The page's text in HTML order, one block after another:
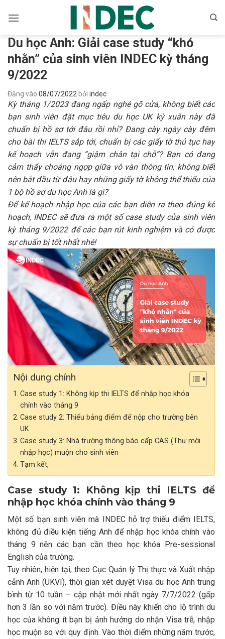
qua
dungDu học Anh: Giải case study “khó
nhằn” của sinh viên INDEC kỳ tháng
9/2022
Đăng vào 08/07/2022 bởi indec
Kỳ tháng 1/2023 đang ngấp nghé gõ cửa, không biết các
bạn sinh viên đặt mục tiêu du học UK kỳ xuân này đã
chuẩn bị hồ sơ tới đâu rồi nhỉ? Đang cày ngày cày đêm
cho bài thi IELTS sắp tới, chuẩn bị các giấy tờ thủ tục hay
kế hoạch vẫn đang “giậm chân tại chỗ”? Bạn có đang
cảm thấy choáng ngợp giữa vô vàn thông tin, không biết
nên bắt đầu từ đâu hay những giấy tờ không thể thiếu của
1 bộ hồ sơ du học Anh là gì?
Để kế hoạch nhập học của các bạn diễn ra theo đúng kế
hoạch, INDEC sẽ đưa ra một số case study của sinh viên
kỳ tháng 9/2022 để các bạn rút kinh nghiệm và có được
sự chuẩn bị tốt nhất nhé!
Nội dung chính
Case study 1: Không kịp thi IELTS để nhập học khóa
chính vào tháng 9
Case study 2: Thiếu bảng điểm để nộp cho trường bên
UK
Case study 3: Nhà trường thông báo cấp CAS (Thư mời
nhập học) muộn cho sinh viên
Tạm kết,
Case study 1: Không kịp thi IELTS để
nhập học khóa chính vào tháng 9
Một số bạn sinh viên mà INDEC hỗ trợ thiếu điểm IELTS,
không đủ điều kiện tiếng Anh để nhập học khóa chính vào
tháng 9 nên các bạn cần theo học khóa Pre-sessional
English của trường.
Tuy nhiên, hiện tại, theo Cục Quản lý Thị thực và Xuất nhập
cảnh Anh (UKVI), thời gian xét duyệt Visa du học Anh trung
bình từ 10 tuần – cập nhật mới nhất ngày 7/7/2022 (gấp
hơn 3 lần so với năm trước). Điều này khiến cho lộ trình du
học của không ít bạn bị ảnh hưởng do nhận Visa trễ, nhập
học muộn so với quy định. Vào thời điểm những năm trước,